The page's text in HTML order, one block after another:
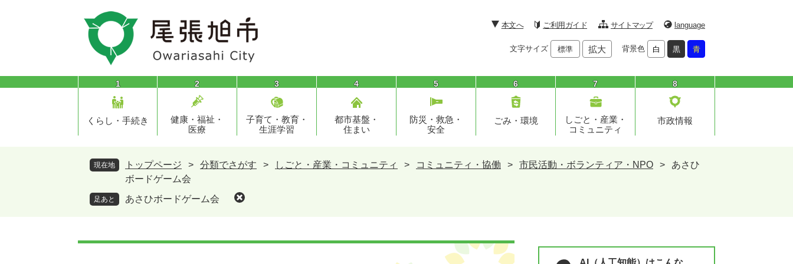
頭
飛
本文へ ご利用ガイド サイトマップ language
文字サイズ 標準 拡大 背景色 白 黒 青
1
くらし・手続き
2
健康・福祉・
医療
3
子育て・教育・
生涯学習
4
都市基盤・
住まい
5
防災・救急・
安全
6
ごみ・環境
7
しごと・産業・
コミュニティ
8
市政情報
現在地 トップページ > 分類でさがす > しごと・産業・コミュニティ > コミュニティ・協働 > 市民活動・ボランティア・NPO >
あさひ
ボードゲーム会
足あと あさひボードゲーム会